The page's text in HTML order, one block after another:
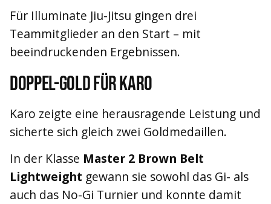
Für Illuminate Jiu-Jitsu gingen drei
Teammitglieder an den Start – mit
beeindruckenden Ergebnissen.
Doppel-Gold für Karo
Karo zeigte eine herausragende Leistung und
sicherte sich gleich zwei Goldmedaillen.
In der Klasse Master 2 Brown Belt
Lightweight gewann sie sowohl das Gi- als
auch das No-Gi Turnier und konnte damit